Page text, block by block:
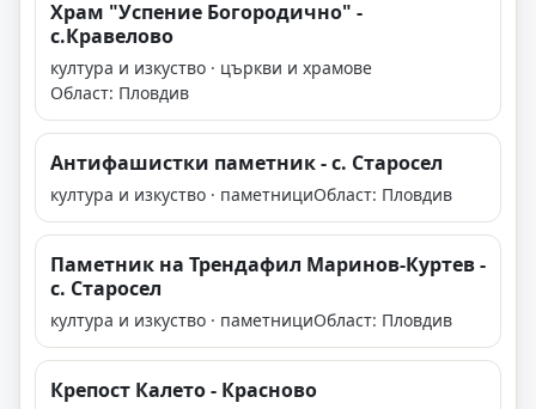
Храм "Успение Богородично" -
с.Кравелово
култура и изкуство · църкви и храмове
Област: Пловдив
Антифашистки паметник - с. Старосел
култура и изкуство · паметнициОбласт: Пловдив
Паметник на Трендафил Маринов-Куртев -
с. Старосел
култура и изкуство · паметнициОбласт: Пловдив
Крепост Калето - Красново